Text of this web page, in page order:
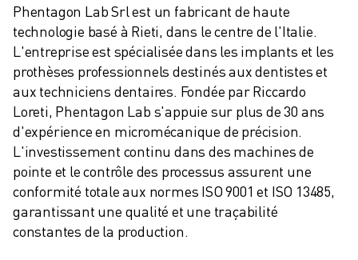
Phentagon Lab Srl est un fabricant de haute
technologie basé à Rieti, dans le centre de l'Italie.
L'entreprise est spécialisée dans les implants et les
prothèses professionnels destinés aux dentistes et
aux techniciens dentaires. Fondée par Riccardo
Loreti, Phentagon Lab s'appuie sur plus de 30 ans
d'expérience en micromécanique de précision.
L'investissement continu dans des machines de
pointe et le contrôle des processus assurent une
conformité totale aux normes ISO 9001 et ISO 13485,
garantissant une qualité et une traçabilité
constantes de la production.